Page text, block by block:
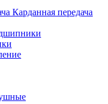
Карданная передача